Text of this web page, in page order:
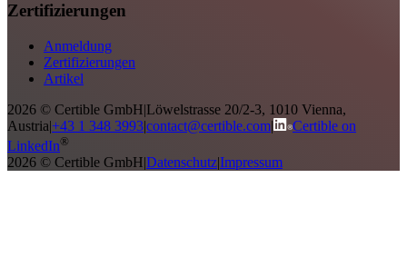
Zertifizierungen
Anmeldung
Zertifizierungen
Artikel
2026 © Certible GmbH|Löwelstrasse 20/2-3, 1010 Vienna,
Austria|+43 1 348 3993|contact@certible.com|
Certible on
LinkedIn®
2026 © Certible GmbH|Datenschutz|Impressum